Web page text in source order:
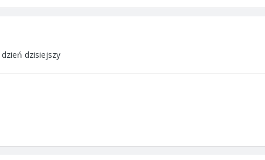
dzisiejszy